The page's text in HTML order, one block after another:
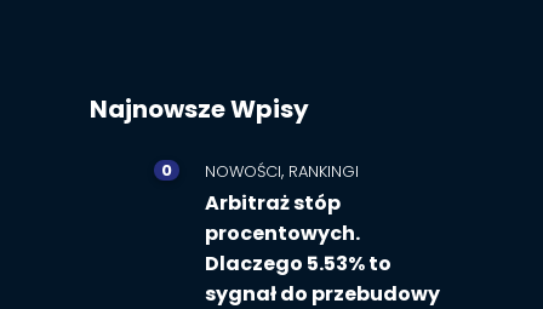
Najnowsze Wpisy
0 NOWOŚCI, RANKINGI
Arbitraż stóp
procentowych.
Dlaczego 5.53% to
sygnał do przebudowy